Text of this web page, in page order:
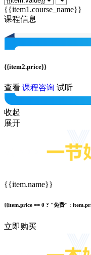
{{item1.course_name}}
课程信息
{{item2.price}}
查看 课程咨询 试听
收起
展开
{{item.name}}
{{item.price == 0 ? "免费" :
立即购买